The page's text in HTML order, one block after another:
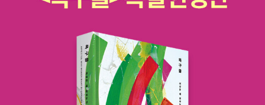
메시지로 살인범의 심리를 대변하는 한편, 죄책감 덩어리이자 상처투
포는 수많은 장르소설 작가들에게 훌륭한 소재가 되어 왔는데 이 작
품에서 코넬리는 가장 독특하고도 세련된 방식으로 크라임 스릴러 속
에 이 시인을 녹여낸다.: 오래전부터 병원 미스터리 포함 범죄 스릴러
를 써보고 싶다는 막연한 바람을 가져왔다. 병원 관련은 전공서적을